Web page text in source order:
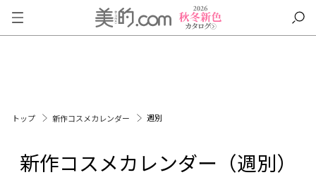
トップ 新作コスメカレンダー 週別
新作コスメカレンダー（週別）